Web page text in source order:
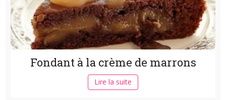
Fondant à la crème de marrons
Lire la suite